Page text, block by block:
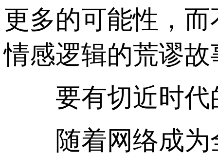
更多的可能性，
情感逻辑的荒谬
要有切近时代
随着网络成为